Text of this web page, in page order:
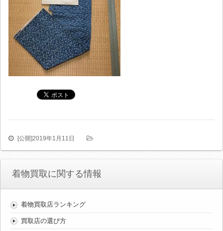
[公開]2019年1月11日
着物買取に関する情報
着物買取店ランキング
買取店の選び方